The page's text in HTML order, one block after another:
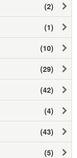
(2)
(1)
(10)
(29)
(42)
(4)
(43)
(5)